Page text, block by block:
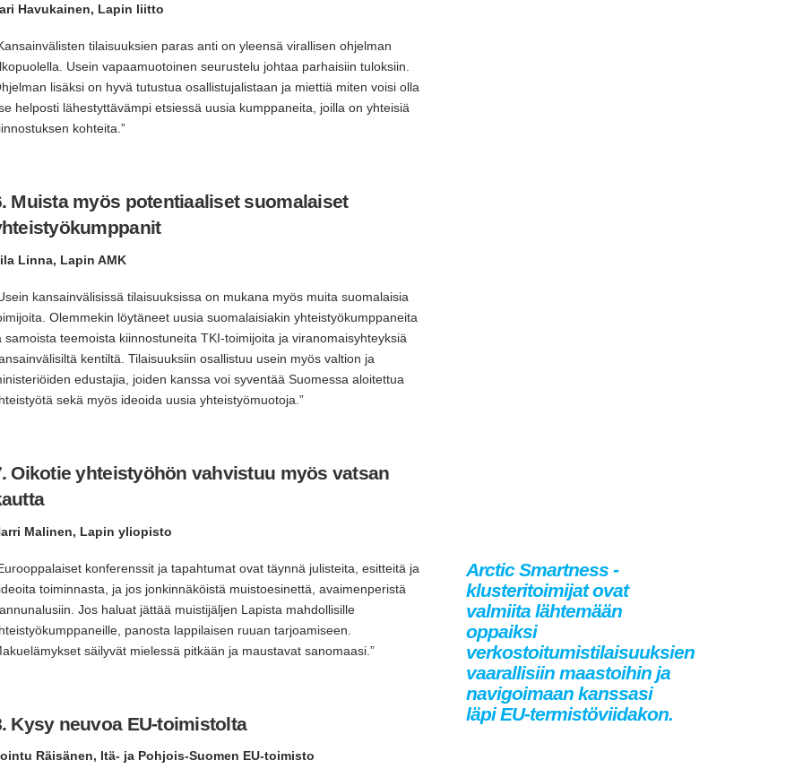
Havukainen, Lapin liitto
tilaisuuksien paras anti on yleensä virallisen ohjelman
Usein vapaamuotoinen seurustelu johtaa parhaisiin tuloksiin.
lisäksi on hyvä tutustua osallistujalistaan ja miettiä miten voisi olla
helposti lähestyttävämpi etsiessä uusia kumppaneita, joilla on yhteisiä
kohteita.”
Muista myös potentiaaliset suomalaiset
Linna, Lapin AMK
kansainvälisissä tilaisuuksissa on mukana myös muita suomalaisia
Olemmekin löytäneet uusia suomalaisiakin yhteistyökumppaneita
samoista teemoista kiinnostuneita TKI-toimijoita ja viranomaisyhteyksiä
kentiltä. Tilaisuuksiin osallistuu usein myös valtion ja
edustajia, joiden kanssa voi syventää Suomessa aloitettua
sekä myös ideoida uusia yhteistyömuotoja.”
Oikotie yhteistyöhön vahvistuu myös vatsan
Malinen, Lapin yliopisto
konferenssit ja tapahtumat ovat täynnä julisteita, esitteitä ja
toiminnasta, ja jos jonkinnäköistä muistoesinettä, avaimenperistä
Jos haluat jättää muistijäljen Lapista mahdollisille
panosta lappilaisen ruuan tarjoamiseen.
säilyvät mielessä pitkään ja maustavat sanomaasi.”
Kysy neuvoa EU-toimistolta
Räisänen, Itä- ja Pohjois-Suomen EU-toimisto
Arctic Smartness -
klusteritoimijat ovat
valmiita lähtemään
oppaiksi
verkostoitumistilaisuuksien
vaarallisiin maastoihin ja
navigoimaan kanssasi
läpi EU-termistöviidakon.